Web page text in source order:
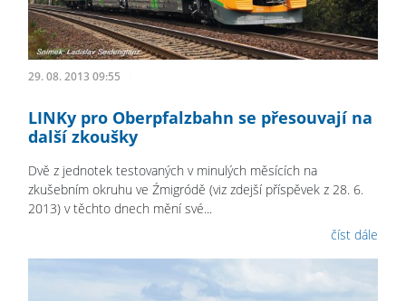
29. 08. 2013 09:55
LINKy pro Oberpfalzbahn se přesouvají na
další zkoušky
Dvě z jednotek testovaných v minulých měsících na
zkušebním okruhu ve Źmigródě (viz zdejší příspěvek z 28. 6.
2013) v těchto dnech mění své...
číst dále